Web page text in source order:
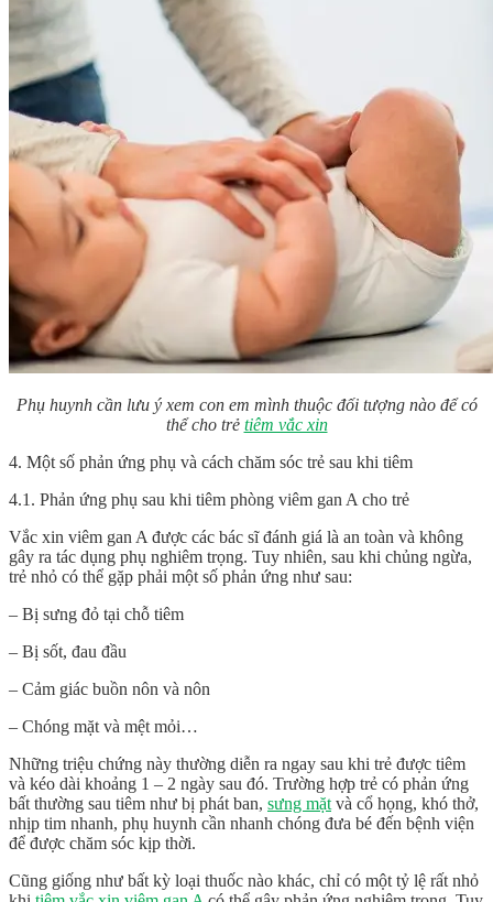
Phụ huynh cần lưu ý xem con em mình thuộc đối tượng nào để có
thể cho trẻ tiêm vắc xin
4. Một số phản ứng phụ và cách chăm sóc trẻ sau khi tiêm
4.1. Phản ứng phụ sau khi tiêm phòng viêm gan A cho trẻ
Vắc xin viêm gan A được các bác sĩ đánh giá là an toàn và không
gây ra tác dụng phụ nghiêm trọng. Tuy nhiên, sau khi chủng ngừa,
trẻ nhỏ có thể gặp phải một số phản ứng như sau:
– Bị sưng đỏ tại chỗ tiêm
– Bị sốt, đau đầu
– Cảm giác buồn nôn và nôn
– Chóng mặt và mệt mỏi…
Những triệu chứng này thường diễn ra ngay sau khi trẻ được tiêm
và kéo dài khoảng 1 – 2 ngày sau đó. Trường hợp trẻ có phản ứng
bất thường sau tiêm như bị phát ban, sưng mặtvà cổ họng, khó thở,
nhịp tim nhanh, phụ huynh cần nhanh chóng đưa bé đến bệnh viện
để được chăm sóc kịp thời.
Cũng giống như bất kỳ loại thuốc nào khác, chỉ có một tỷ lệ rất nhỏ